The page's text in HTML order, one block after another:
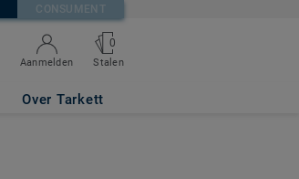
CONSUMENT
Aanmelden
0
Stalen
Over Tarkett